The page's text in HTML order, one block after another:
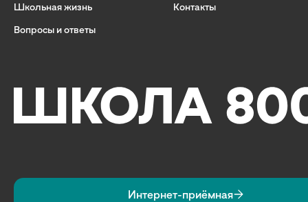
Школьная жизнь
Вопросы и ответы
Контакты
Интернет-приёмная